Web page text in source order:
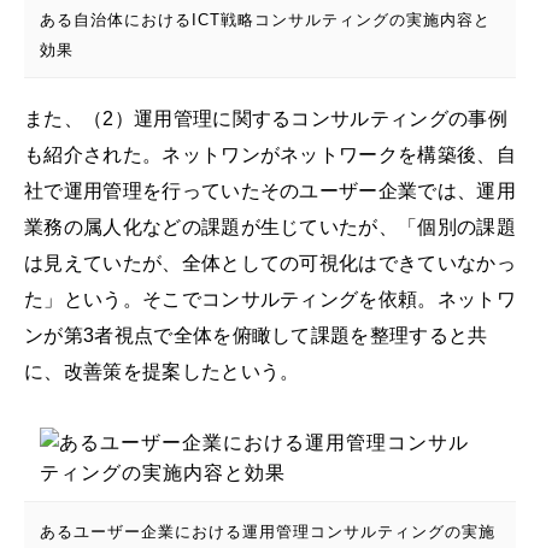
ある自治体におけるICT戦略コンサルティングの実施内容と
効果
また、（2）運用管理に関するコンサルティングの事例
も紹介された。ネットワンがネットワークを構築後、自
社で運用管理を行っていたそのユーザー企業では、運用
業務の属人化などの課題が生じていたが、「個別の課題
は見えていたが、全体としての可視化はできていなかっ
た」という。そこでコンサルティングを依頼。ネットワ
ンが第3者視点で全体を俯瞰して課題を整理すると共
に、改善策を提案したという。
あるユーザー企業における運用管理コンサルティングの実施